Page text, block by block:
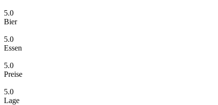
5.0
Bier
5.0
Essen
5.0
Preise
5.0
Lage